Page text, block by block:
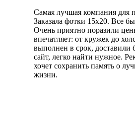
Самая лучшая компания для
Заказала фотки 15х20. Все
Очень приятно поразили
впечатляет: от кружек до
выполнен в срок, доставили
сайт, легко найти нужное.
хочет сохранить память о
жизни.